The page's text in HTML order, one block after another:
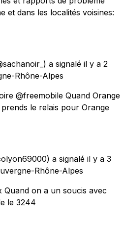
et dans les localités voisines:
a signalé il y a 2
Rhône-Alpes
@freemobile Quand Orange
le relais pour Orange
a signalé il y a 3
Rhône-Alpes
Quand on a un soucis avec
le 3244